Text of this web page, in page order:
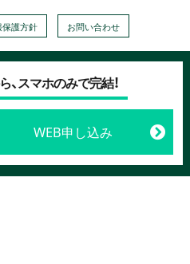
護方針 お問い合わせ
スマホのみで完結！
WEB申し込み